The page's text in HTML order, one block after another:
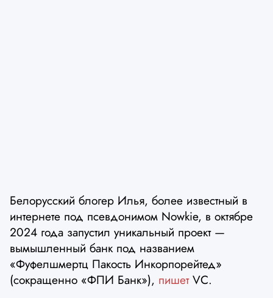
Белорусский блогер Илья, более известный в
интернете под псевдонимом Nowkie, в октябре
2024 года запустил уникальный проект —
вымышленный банк под названием
«Фуфелшмертц Пакость Инкорпорейтед»
(сокращенно «ФПИ Банк»), пишетVC.